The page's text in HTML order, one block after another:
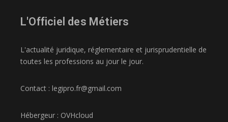
L'Officiel des Métiers
L'actualité juridique, réglementaire et jurisprudentielle de
toutes les professions au jour le jour.
Contact : legipro.fr@gmail.com
Hébergeur : OVHcloud